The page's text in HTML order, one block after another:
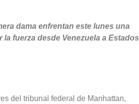
dama enfrentan este lunes una
fuerza desde Venezuela a Estados
del tribunal federal de Manhattan,